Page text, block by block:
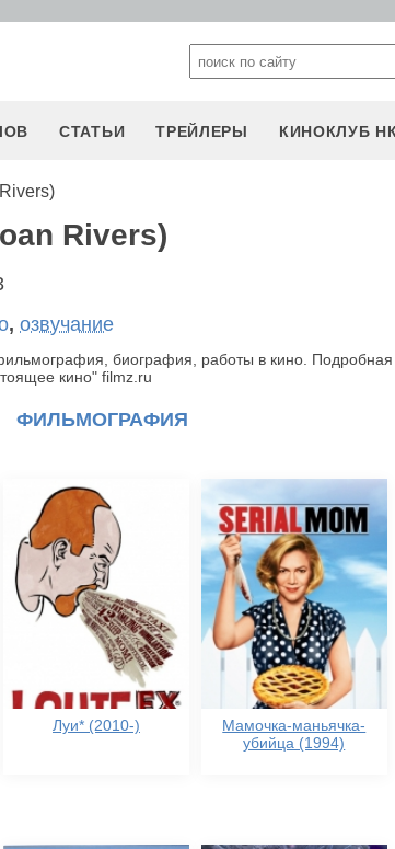
СТАТЬИ ТРЕЙЛЕРЫ КИНОКЛУБ НК
Rivers)
, озвучание
биография, работы в кино.
кино" filmz.ru
ФИЛЬМОГРАФИЯ
Луи* (2010-)
Мамочка-маньячка-
убийца (1994)